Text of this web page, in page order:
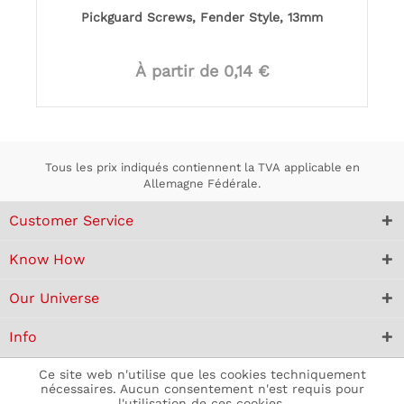
Pickguard Screws, Fender Style, 13mm
À partir de 0,14 €
Tous les prix indiqués contiennent la TVA applicable en
Allemagne Fédérale.
Customer Service
Know How
Our Universe
Info
Ce site web n'utilise que les cookies techniquement
nécessaires. Aucun consentement n'est requis pour